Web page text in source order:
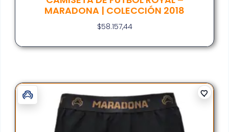
MARADONA | COLECCIÓN 2018
$58.157,44